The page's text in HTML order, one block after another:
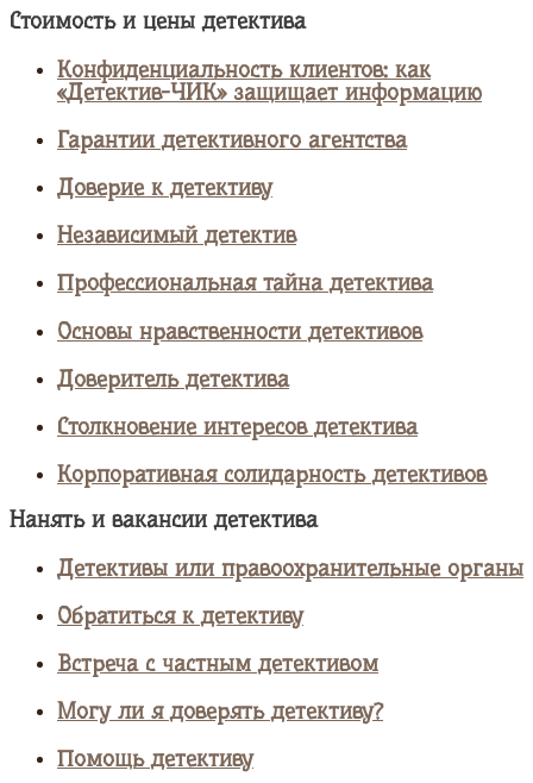
Стоимость и цены детектива
Конфиденциальность клиентов: как
«Детектив-ЧИК» защищает информацию
Гарантии детективного агентства
Доверие к детективу
Независимый детектив
Профессиональная тайна детектива
Основы нравственности детективов
Доверитель детектива
Столкновение интересов детектива
Корпоративная солидарность детективов
Нанять и вакансии детектива
Детективы или правоохранительные органы
Обратиться к детективу
Встреча с частным детективом
Могу ли я доверять детективу?
Помощь детективу